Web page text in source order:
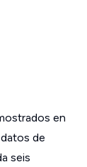
en
de
seis